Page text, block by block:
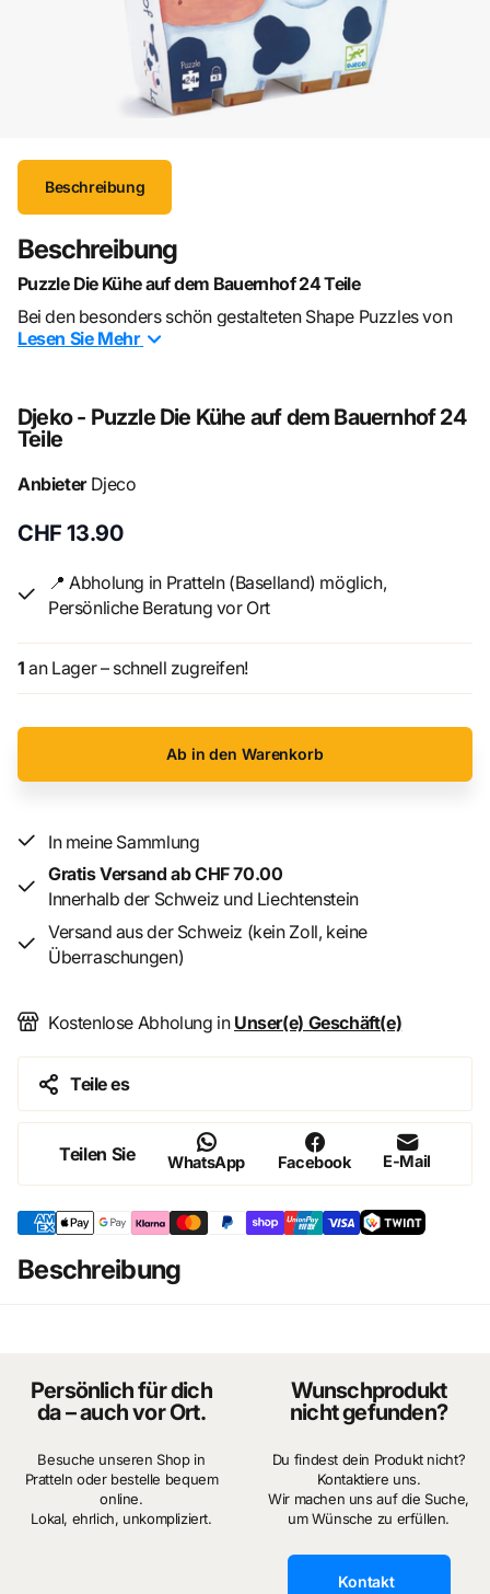
Beschreibung
Beschreibung
Puzzle Die Kühe auf dem Bauernhof 24 Teile
Bei den besonders schön gestalteten Shape Puzzles von
Djeco überzeugt vor allem die Verpackung, welche die
altersgerecht abgestimmt und fördern die Feinmotorik
sowie Ausdauer und Merkfähigkeit des Kindes. Gelegte
Lesen Sie Mehr
Djeko - Puzzle Die Kühe auf dem Bauernhof 24
Teile
AnbieterDjeco
CHF 13.90
📍 Abholung in Pratteln (Baselland) möglich,
Persönliche Beratung vor Ort
1 an Lager – schnell zugreifen!
Ab in den Warenkorb
In meine Sammlung
Gratis Versand ab CHF 70.00
Innerhalb der Schweiz und Liechtenstein
Versand aus der Schweiz (kein Zoll, keine
Überraschungen)
Kostenlose Abholung in Unser(e) Geschäft(e)
Teile es
Teilen Sie WhatsApp Facebook E-Mail
Beschreibung
Persönlich für dich
da – auch vor Ort.
Besuche unseren Shop in
Pratteln oder bestelle bequem
online.
Lokal, ehrlich, unkompliziert.
Wunschprodukt
nicht gefunden?
Du findest dein Produkt nicht?
Kontaktiere uns.
Wir machen uns auf die Suche,
um Wünsche zu erfüllen.
Kontakt